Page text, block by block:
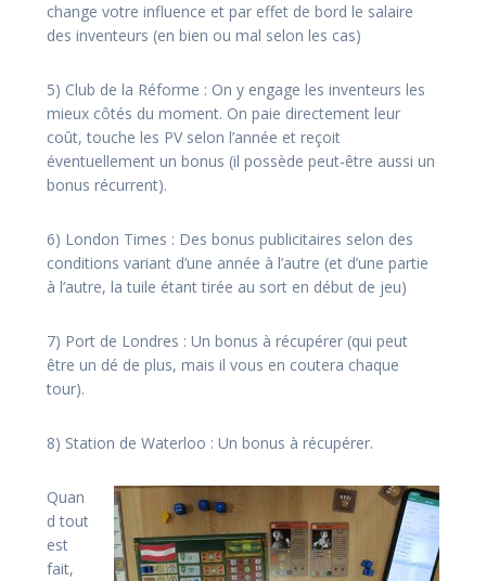
change votre influence et par effet de bord le salaire
des inventeurs (en bien ou mal selon les cas)
5) Club de la Réforme : On y engage les inventeurs les
mieux côtés du moment. On paie directement leur
coût, touche les PV selon l’année et reçoit
éventuellement un bonus (il possède peut-être aussi un
bonus récurrent).
6) London Times : Des bonus publicitaires selon des
conditions variant d’une année à l’autre (et d’une partie
à l’autre, la tuile étant tirée au sort en début de jeu)
7) Port de Londres : Un bonus à récupérer (qui peut
être un dé de plus, mais il vous en coutera chaque
tour).
8) Station de Waterloo : Un bonus à récupérer.
Quan
d tout
est
fait,